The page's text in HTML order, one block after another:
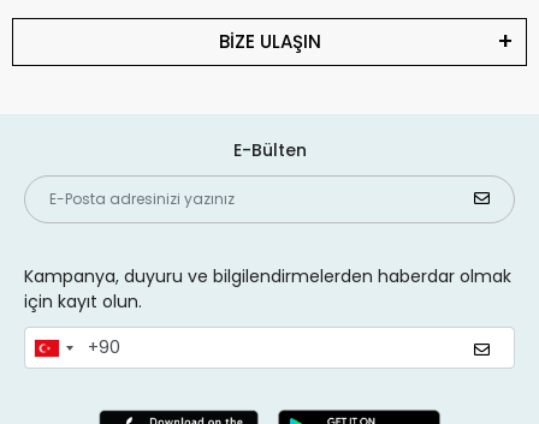
BİZE ULAŞIN
E-Bülten
Kampanya, duyuru ve bilgilendirmelerden haberdar olmak
için kayıt olun.